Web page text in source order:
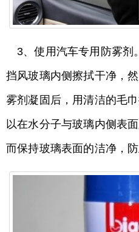
3、使用汽车专用防雾剂
挡风玻璃内侧擦拭干净，
雾剂凝固后，用清洁的毛
以在水分子与玻璃内侧表
而保持玻璃表面的洁净，防